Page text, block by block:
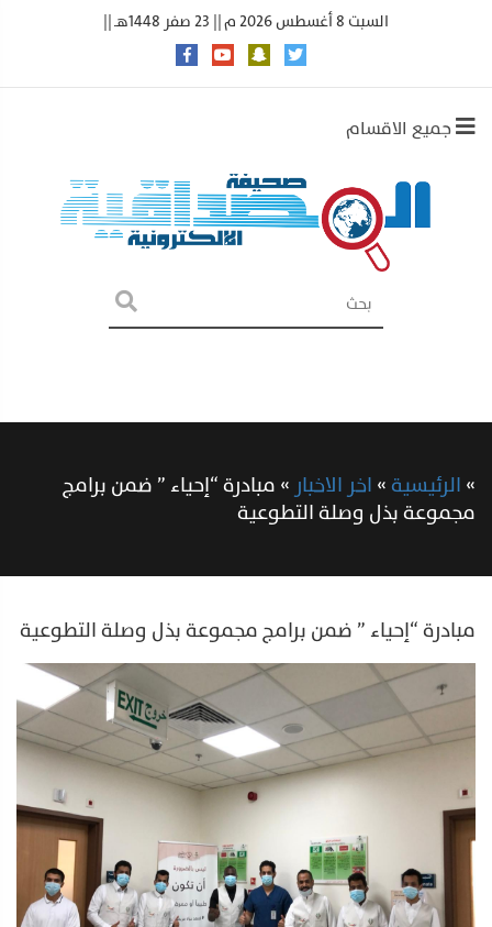
السبت 8 أغسطس 2026 م || 23 صفر 1448هـ ||
جميع الاقسام
»الرئيسية»اخر الاخبار »مبادرة “إحياء ” ضمن برامج
مجموعة بذل وصلة التطوعية
مبادرة “إحياء ” ضمن برامج مجموعة بذل وصلة التطوعية